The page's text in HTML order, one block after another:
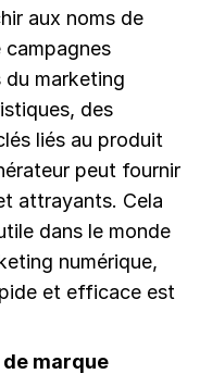
aux noms de
du marketing
des
liés au produit
peut fournir
attrayants. Cela
dans le monde
numérique,
et efficace est
marque